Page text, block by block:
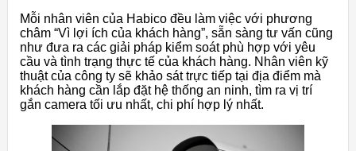
Mỗi nhân viên của Habico đều làm việc với phương
châm “Vì lợi ích của khách hàng”, sẵn sàng tư vấn cũng
như đưa ra các giải pháp kiểm soát phù hợp với yêu
cầu và tình trạng thực tế của khách hàng. Nhân viên kỹ
thuật của công ty sẽ khảo sát trực tiếp tại địa điểm mà
khách hàng cần lắp đặt hệ thống an ninh, tìm ra vị trí
gắn camera tối ưu nhất, chi phí hợp lý nhất.